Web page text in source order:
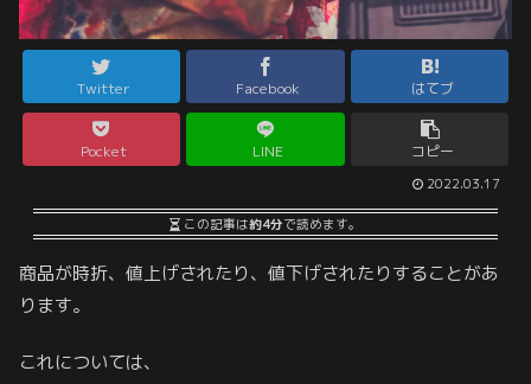
Twitter Facebook はてブ
Pocket LINE コピー
2022.03.17
この記事は約4分で読めます。
商品が時折、値上げされたり、値下げされたりすることがあ
ります。
これについては、